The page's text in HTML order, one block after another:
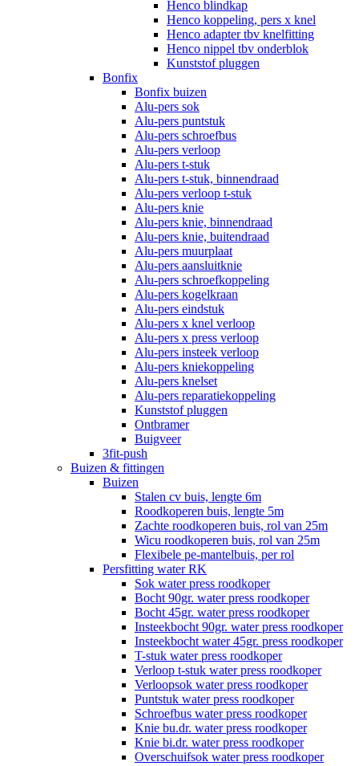
Henco blindkap
Henco koppeling, pers x knel
Henco adapter tbv knelfitting
Henco nippel tbv onderblok
Kunststof pluggen
Bonfix
Bonfix buizen
Alu-pers sok
Alu-pers puntstuk
Alu-pers schroefbus
Alu-pers verloop
Alu-pers t-stuk
Alu-pers t-stuk, binnendraad
Alu-pers verloop t-stuk
Alu-pers knie
Alu-pers knie, binnendraad
Alu-pers knie, buitendraad
Alu-pers muurplaat
Alu-pers aansluitknie
Alu-pers schroefkoppeling
Alu-pers kogelkraan
Alu-pers eindstuk
Alu-pers x knel verloop
Alu-pers x press verloop
Alu-pers insteek verloop
Alu-pers kniekoppeling
Alu-pers knelset
Alu-pers reparatiekoppeling
Kunststof pluggen
Ontbramer
Buigveer
3fit-push
Buizen & fittingen
Buizen
Stalen cv buis, lengte 6m
Roodkoperen buis, lengte 5m
Zachte roodkoperen buis, rol van 25m
Wicu roodkoperen buis, rol van 25m
Flexibele pe-mantelbuis, per rol
Persfitting water RK
Sok water press roodkoper
Bocht 90gr. water press roodkoper
Bocht 45gr. water press roodkoper
Insteekbocht 90gr. water press roodkoper
Insteekbocht water 45gr. press roodkoper
T-stuk water press roodkoper
Verloop t-stuk water press roodkoper
Verloopsok water press roodkoper
Puntstuk water press roodkoper
Schroefbus water press roodkoper
Knie bu.dr. water press roodkoper
Knie bi.dr. water press roodkoper
Overschuifsok water press roodkoper